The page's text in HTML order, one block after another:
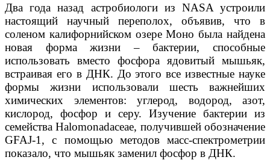
Два года назад астробиологи из NASA устроили
настоящий научный переполох, объявив, что в
соленом калифорнийском озере Моно была найдена
новая форма жизни – бактерии, способные
использовать вместо фосфора ядовитый мышьяк,
встраивая его в ДНК. До этого все известные науке
формы жизни использовали шесть важнейших
химических элементов: углерод, водород, азот,
кислород, фосфор и серу. Изучение бактерии из
семейства Halomonadaceae, получившей обозначение
GFAJ-1, с помощью методов масс-спектрометрии
показало, что мышьяк заменил фосфор в ДНК.